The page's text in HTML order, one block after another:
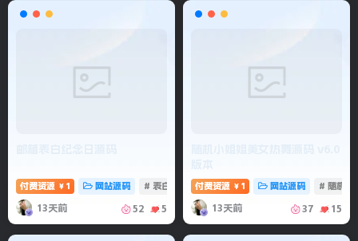
付费资源 ￥ 1 网站源码 # 表白纪念日 # 表白源码
13天前 52 5
付费资源 ￥ 1 网站源码 # 随机跳
13天前 37 15